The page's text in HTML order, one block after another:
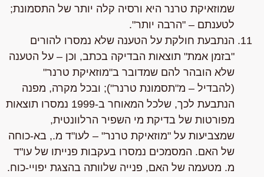
שמוזאיקת טרנר היא ורסיה קלה יותר של התסמונת;
לטענתם – "הרבה יותר".
הנתבעת חולקת על הטענהשלא נמסרו להורים
"בזמן אמת" תוצאות הבדיקה בכתב, וכן – על הטענה
שלא הובהר להם שמדובר ב"מוזאיקת טרנר"
(להבדיל – מ"תסמונת טרנר"); ובכל מקרה, מפנה
הנתבעת לכך, שלכל המאוחר ב-1999
נמסרו תוצאות
מפורטות של בדיקת מי השפיר הרלוונטית,
שמצביעות על "מוזאיקת טרנר" – לעו"ד מ., בא-כוחה
של האם. המסמכים נמסרו בעקבות פנייתו של עו"ד
מ. מטעמה של האם, פנייה שלוותה בהצגת יפויי-כוח.